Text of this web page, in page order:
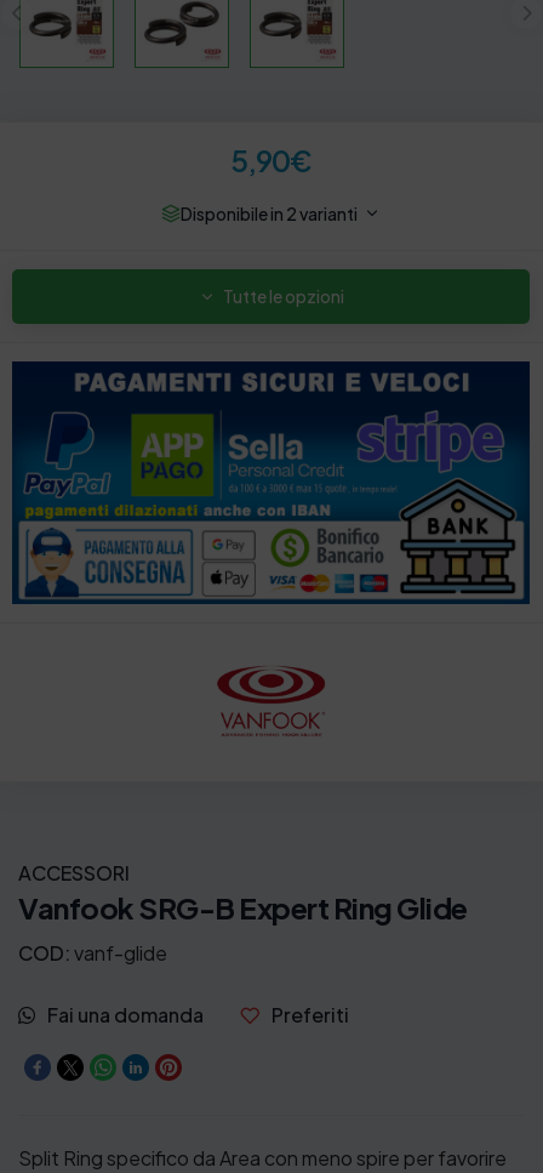
5,90€
Disponibile in 2 varianti
Tutte le opzioni
ACCESSORI
Vanfook SRG-B Expert Ring Glide
COD:vanf-glide
Fai una domanda Preferiti
Split Ring specifico da Area con meno spire per favorire